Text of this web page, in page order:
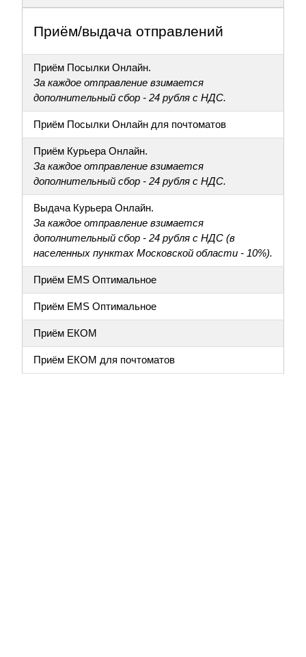
Приём/выдача отправлений
Приём Посылки Онлайн.
За каждое отправление взимается
дополнительный сбор - 24 рубля с НДС.
Приём Посылки Онлайн для почтоматов
Приём Курьера Онлайн.
За каждое отправление взимается
дополнительный сбор - 24 рубля с НДС.
Выдача Курьера Онлайн.
За каждое отправление взимается
дополнительный сбор - 24 рубля с НДС (в
населенных пунктах Московской области - 10%).
Приём EMS Оптимальное
Приём EMS Оптимальное
Приём ЕКОМ
Приём ЕКОМ для почтоматов